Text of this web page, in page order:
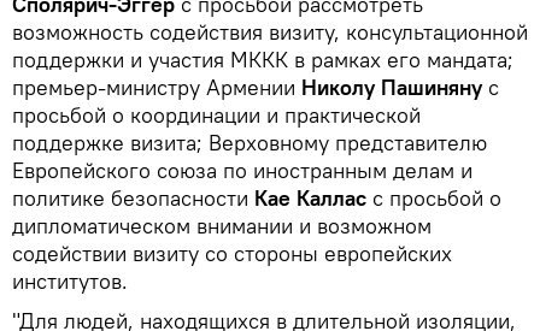
возможность содействия визиту, консультационной
поддержки и участия МККК в рамках его мандата;
премьер-министру Армении Николу Пашинянус
просьбой о координации и практической
поддержке визита; Верховному представителю
Европейского союза по иностранным делам и
политике безопасности Кае Каллас с просьбой о
дипломатическом внимании и возможном
содействии визиту со стороны европейских
институтов.
"Для людей, находящихся в длительной изоляции,